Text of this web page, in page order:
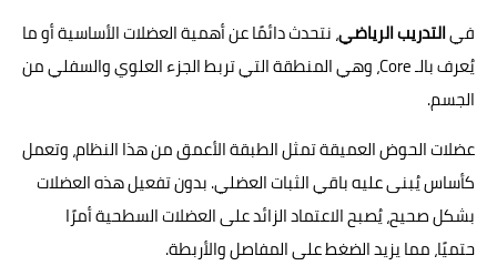
فيالتدريب الرياضي، نتحدث دائمًا عن أهمية العضلات الأساسية أو ما
يُعرف بالـ Core، وهي المنطقة التي تربط الجزء العلوي والسفلي من
الجسم.
عضلات الحوض العميقة تمثل الطبقة الأعمق من هذا النظام، وتعمل
كأساس يُبنى عليه باقي الثبات العضلي. بدون تفعيل هذه العضلات
بشكل صحيح، يُصبح الاعتماد الزائد على العضلات السطحية أمرًا
حتميًا، مما يزيد الضغط على المفاصل والأربطة.